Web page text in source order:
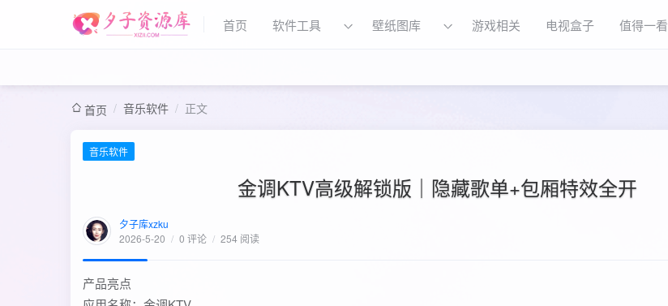
首页 软件工具 壁纸图库 游戏相关 电视盒子 值得一看
首页 / 音乐软件 / 正文
音乐软件
金调KTV高级解锁版｜隐藏歌单+包厢特效全开
夕子库xzku
2026-5-20 / 0 评论 / 254 阅读
产品亮点